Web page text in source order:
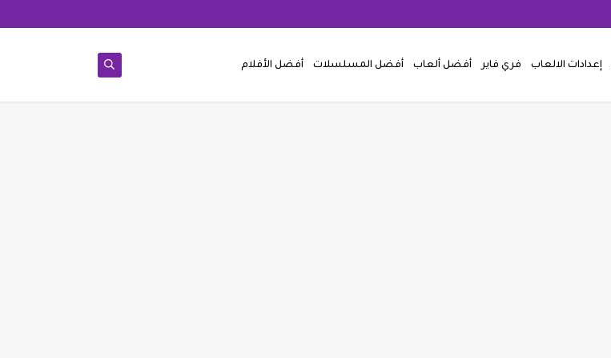
إعدادات الالعاب فري فاير أفضل ألعاب أفضل المسلسلات أفضل الأفلام